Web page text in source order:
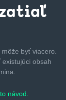
zatiaľ
môže byťviacero.
existujúci obsah
návod.